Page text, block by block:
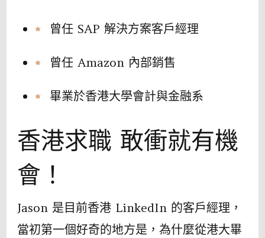
曾任 SAP 解決方案客戶經理
曾任 Amazon 內部銷售
畢業於香港大學會計與金融系
香港求職 敢衝就有機
會！
Jason 是目前香港 LinkedIn 的客戶經理，
當初第一個好奇的地方是，為什麼從港大畢